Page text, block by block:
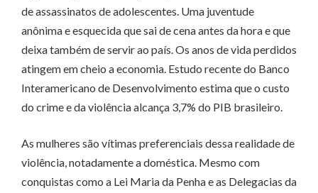
de assassinatos de adolescentes. Uma juventude
anônima e esquecida que sai de cena antes da hora e que
deixa também de servir ao país. Os anos de vida perdidos
atingem em cheio a economia. Estudo recente do Banco
Interamericano de Desenvolvimento estima que o custo
do crime e da violência alcança 3,7% do PIB brasileiro.
As mulheres são vítimas preferenciais dessa realidade de
violência, notadamente a doméstica. Mesmo com
conquistas como a Lei Maria da Penha e as Delegacias da